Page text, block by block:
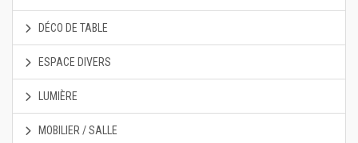
DÉCO DE TABLE
ESPACE DIVERS
LUMIÈRE
MOBILIER / SALLE